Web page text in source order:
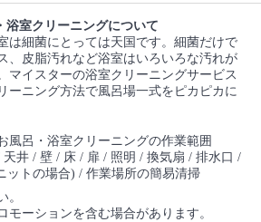
浴室クリーニングについて
は細菌にとっては天国です。細菌だけで
、皮脂汚れなど浴室はいろいろな汚れが
マイスターの浴室クリーニングサービス
ーニング方法で風呂場一式をピカピカに
風呂・浴室クリーニングの作業範囲
井 / 壁 / 床 / 扉 / 照明 / 換気扇 / 排水口 /
ットの場合) / 作業場所の簡易清掃
。
ーションを含む場合があります。